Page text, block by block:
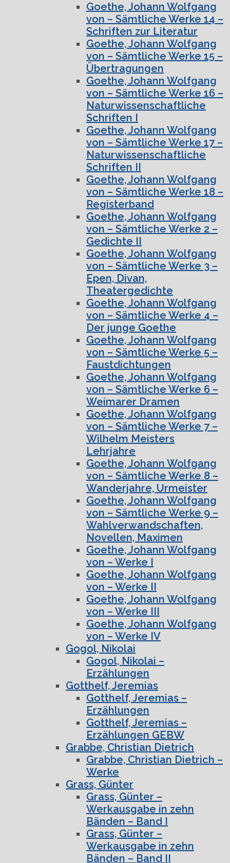
Goethe, Johann Wolfgang
von – Sämtliche Werke 14 –
Schriften zur Literatur
Goethe, Johann Wolfgang
von – Sämtliche Werke 15 –
Übertragungen
Goethe, Johann Wolfgang
von – Sämtliche Werke 16 –
Naturwissenschaftliche
Schriften I
Goethe, Johann Wolfgang
von – Sämtliche Werke 17 –
Naturwissenschaftliche
Schriften II
Goethe, Johann Wolfgang
von – Sämtliche Werke 18 –
Registerband
Goethe, Johann Wolfgang
von – Sämtliche Werke 2 –
Gedichte II
Goethe, Johann Wolfgang
von – Sämtliche Werke 3 –
Epen, Divan,
Theatergedichte
Goethe, Johann Wolfgang
von – Sämtliche Werke 4 –
Der junge Goethe
Goethe, Johann Wolfgang
von – Sämtliche Werke 5 –
Faustdichtungen
Goethe, Johann Wolfgang
von – Sämtliche Werke 6 –
Weimarer Dramen
Goethe, Johann Wolfgang
von – Sämtliche Werke 7 –
Wilhelm Meisters
Lehrjahre
Goethe, Johann Wolfgang
von – Sämtliche Werke 8 –
Wanderjahre, Urmeister
Goethe, Johann Wolfgang
von – Sämtliche Werke 9 –
Wahlverwandschaften,
Novellen, Maximen
Goethe, Johann Wolfgang
von – Werke I
Goethe, Johann Wolfgang
von – Werke II
Goethe, Johann Wolfgang
von – Werke III
Goethe, Johann Wolfgang
von – Werke IV
Gogol, Nikolai
Gogol, Nikolai –
Erzählungen
Gotthelf, Jeremias
Gotthelf, Jeremias –
Erzählungen
Gotthelf, Jeremias –
Erzählungen GEBW
Grabbe, Christian Dietrich
Grabbe, Christian Dietrich –
Werke
Grass, Günter
Grass, Günter –
Werkausgabe in zehn
Bänden – Band I
Grass, Günter –
Werkausgabe in zehn
Bänden – Band II